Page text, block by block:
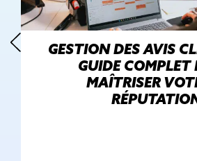
GESTION DES AVIS
GUIDE COMPLET
MAÎTRISER